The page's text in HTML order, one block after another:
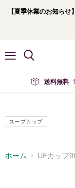
【夏季休業のお知ら
ニ
送料無料
スープカップ
ホーム UFカップ